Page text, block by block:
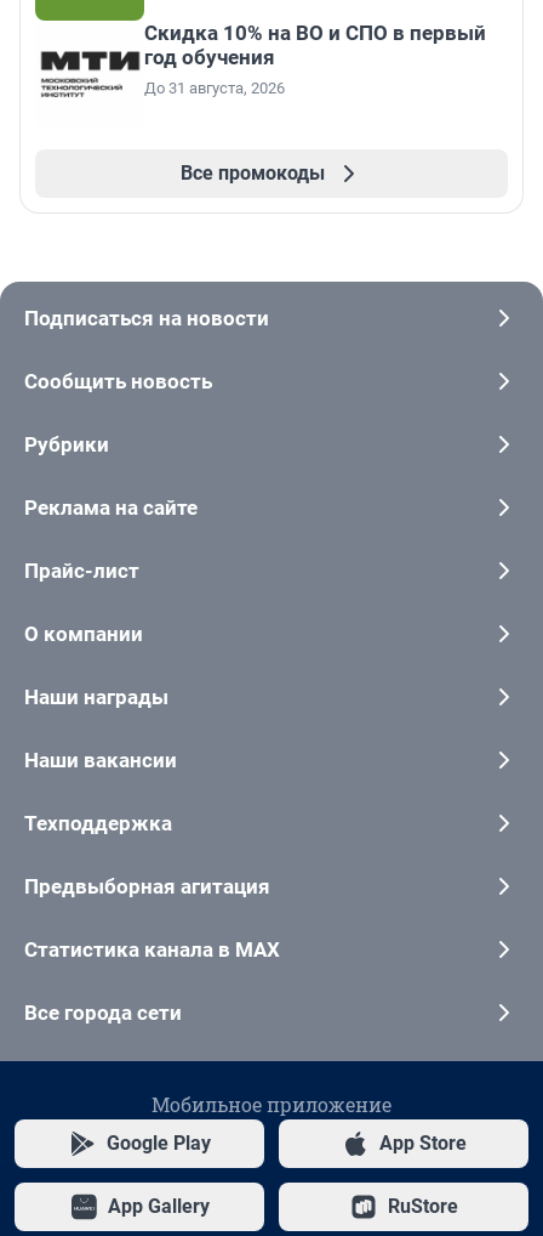
Скидка 10% на ВО и СПО в первый
год обучения
До 31 августа, 2026
Все промокоды
Подписаться на новости
Сообщить новость
Рубрики
Реклама на сайте
Прайс-лист
О компании
Наши награды
Наши вакансии
Техподдержка
Предвыборная агитация
Статистика канала в MAX
Все города сети
Мобильное приложение
Google Play App Store
App Gallery RuStore